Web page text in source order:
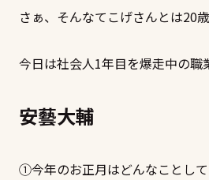
さぁ、そんなてこげさんとは20
今日は社会人1年目を爆走中の職
安藝大輔
①今年のお正月はどんなことして